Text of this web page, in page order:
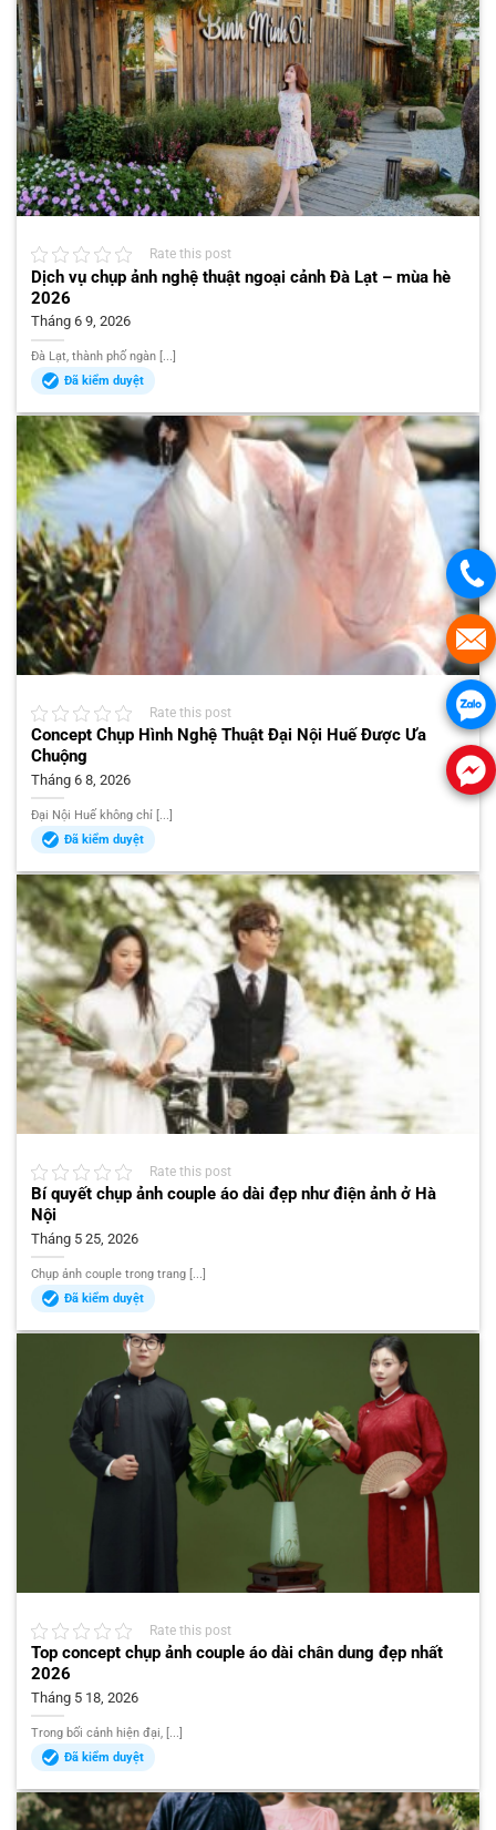
Rate this post
Dịch vụ chụp ảnh nghệ thuật ngoại cảnh Đà Lạt – mùa hè
2026
Tháng 6 9, 2026
Đà Lạt, thành phố ngàn [...]
Đã kiểm duyệt
Rate this post
Concept Chụp Hình Nghệ Thuật Đại Nội Huế Được Ưa
Chuộng
Tháng 6 8, 2026
Đại Nội Huế không chỉ [...]
Đã kiểm duyệt
Rate this post
Bí quyết chụp ảnh couple áo dài đẹp như điện ảnh ở Hà
Nội
Tháng 5 25, 2026
Chụp ảnh couple trong trang [...]
Đã kiểm duyệt
Rate this post
Top concept chụp ảnh couple áo dài chân dung đẹp nhất
2026
Tháng 5 18, 2026
Trong bối cảnh hiện đại, [...]
Đã kiểm duyệt